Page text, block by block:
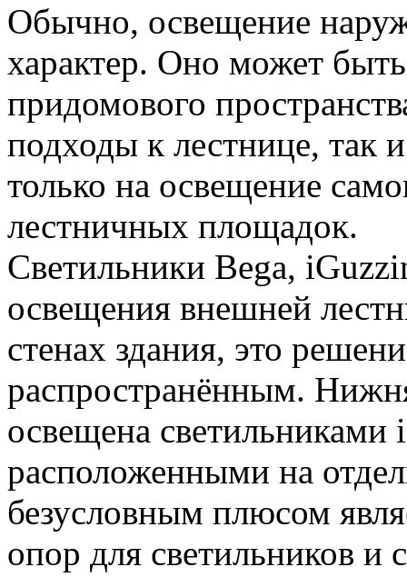
Обычно, освещение
характер. Оно может
придомового
подходы к лестнице, так
только на освещение
лестничных площадок.
Светильники Bega,
освещения внешней
стенах здания, это
распространённым.
освещена
расположенными на
безусловным плюсом
опор для светильников и